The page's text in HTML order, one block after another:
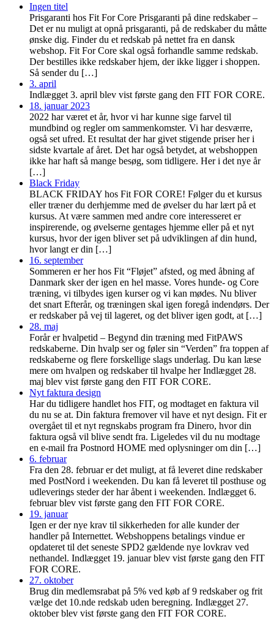
Ingen titel
Prisgaranti hos Fit For Core Prisgaranti på dine redskaber –
Det er nu muligt at opnå prisgaranti, på de redskaber du måtte
ønske dig. Finder du et redskab på nettet fra en dansk
webshop. Fit For Core skal også forhandle samme redskab.
Der bestilles ikke redskaber hjem, der ikke ligger i shoppen.
Så sender du […]
3. april
Indlægget 3. april blev vist første gang den FIT FOR CORE.
18. januar 2023
2022 har været et år, hvor vi har kunne sige farvel til
mundbind og regler om sammenkomster. Vi har desværre,
også set ufred. Et resultat der har givet stigende priser her i
sidste kvartale af året. Det har også betydet, at webshoppen
ikke har haft så mange besøg, som tidligere. Her i det nye år
[…]
Black Friday
BLACK FRIDAY hos Fit FOR CORE! Følger du et kursus
eller træner du derhjemme med de øvelser du har lært på et
kursus. At være sammen med andre core interesseret er
inspirerende, og øvelserne gentages hjemme eller på et nyt
kursus, hvor der igen bliver set på udviklingen af din hund,
hvor langt er din […]
16. september
Sommeren er her hos Fit “Fløjet” afsted, og med åbning af
Danmark sker der igen en hel masse. Vores hunde- og Core
træning, vi tilbydes igen kurser og vi kan mødes. Nu bliver
det snart Efterår, og træningen skal igen foregå indendørs. Der
er redskaber på vej til lageret, og det bliver igen godt, at […]
28. maj
Forår er hvalpetid – Begynd din træning med FitPAWS
redskaberne. Din hvalp ser og føler sin “Verden” fra toppen af
redskaberne og flere forskellige slags underlag. Du kan læse
mere om hvalpen og redskaber til hvalpe her Indlægget 28.
maj blev vist første gang den FIT FOR CORE.
Nyt faktura design
Har du tidligere handlet hos FIT, og modtaget en faktura vil
du nu se at. Din faktura fremover vil have et nyt design. Fit er
overgået til et nyt regnskabs program fra Dinero, hvor din
faktura også vil blive sendt fra. Ligeledes vil du nu modtage
en e-mail fra Postnord HOME med oplysninger om din […]
6. februar
Fra den 28. februar er det muligt, at få leveret dine redskaber
med PostNord i weekenden. Du kan få leveret til posthuse og
udleverings steder der har åbent i weekenden. Indlægget 6.
februar blev vist første gang den FIT FOR CORE.
19. januar
Igen er der nye krav til sikkerheden for alle kunder der
handler på Internettet. Webshoppens betalings vindue er
opdateret til det seneste SPD2 gældende nye lovkrav ved
nethandel. Indlægget 19. januar blev vist første gang den FIT
FOR CORE.
27. oktober
Brug din medlemsrabat på 5% ved køb af 9 redskaber og frit
vælge det 10.nde redskab uden beregning. Indlægget 27.
oktober blev vist første gang den FIT FOR CORE.